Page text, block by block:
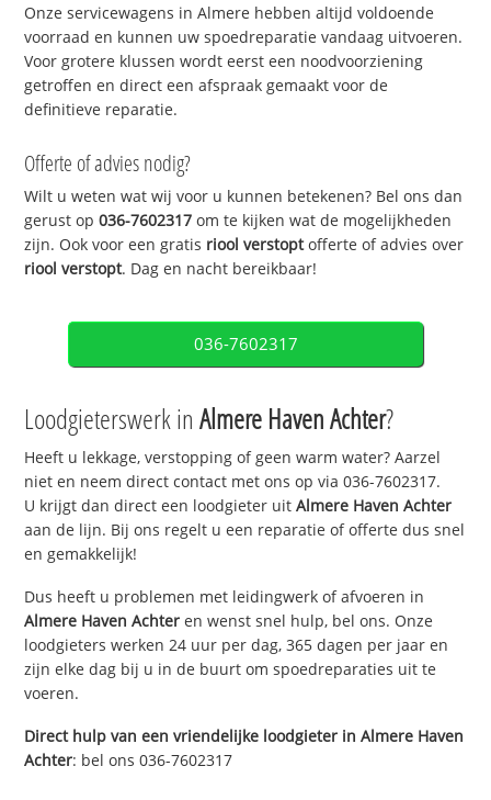
Onze servicewagens in Almere hebben altijd voldoende
voorraad en kunnen uw spoedreparatie vandaag uitvoeren.
Voor grotere klussen wordt eerst een noodvoorziening
getroffen en direct een afspraak gemaakt voor de
definitieve reparatie.
Offerte of advies nodig?
Wilt u weten wat wij voor u kunnen betekenen? Bel ons dan
gerust op036-7602317 om te kijken wat de mogelijkheden
zijn. Ook voor een gratis riool verstoptofferte of advies over
riool verstopt. Dag en nacht bereikbaar!
036-7602317
Loodgieterswerk inAlmere Haven Achter?
Heeft u lekkage, verstopping of geen warm water? Aarzel
niet en neem direct contact met ons op via 036-7602317.
U krijgt dan direct een loodgieter uitAlmere Haven Achter
aan de lijn. Bij ons regelt u een reparatie of offerte dus snel
en gemakkelijk!
Dus heeft u problemen met leidingwerk of afvoeren in
Almere Haven Achter en wenst snel hulp, bel ons. Onze
loodgieters werken 24 uur per dag, 365 dagen per jaar en
zijn elke dag bij u in de buurt om spoedreparaties uit te
voeren.
Direct hulp van een vriendelijke loodgieter inAlmere Haven
Achter: bel ons 036-7602317